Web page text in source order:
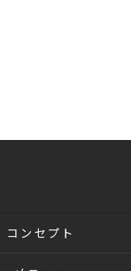
コンセプト